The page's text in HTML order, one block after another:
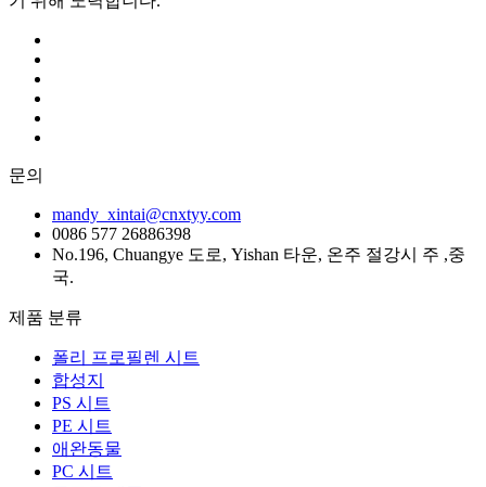
문의
mandy_xintai@cnxtyy.com
0086 577 26886398
No.196, Chuangye 도로, Yishan 타운, 온주 절강시 주 ,중
국.
제품 분류
폴리 프로필렌 시트
합성지
PS 시트
PE 시트
애완동물
PC 시트